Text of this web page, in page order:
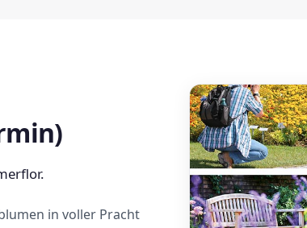
in voller Pracht